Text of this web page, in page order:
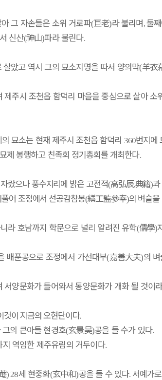
그 자손들은 소위 거로파(巨老)라 불리며,둘
신산(神山)파라 불린다.
았고 역시 그의 묘소지명을 따서 양의막(羊衣
제주시 조천읍 함덕리 마을을 중심으로 살아 소
의 묘소는 현재 제주시 조천읍 함덕리 360번지에
제 봉행하고 친족회 정기총회를 개최한다.
랐으나 풍수지리에 밝은 고전적(高弘辰,典籍)
어 조정에서 선공감참봉(繕工監參奉)의 벼슬
라 호남까지 학문으로 널리 알려진 유학(儒學)
배푼공으로 조정에서 가선대부(嘉善大夫)의
서양문화가 들어와서 동양문화가 개화 될 것이
것이 지금의 오현단이다.
그의 큰아들 현경호(玄景昊)공을 들 수가 있다.
역임한 제주유림의 거두이다.
) 28세 현중화(玄中和)공을 들 수 있다. 서예가